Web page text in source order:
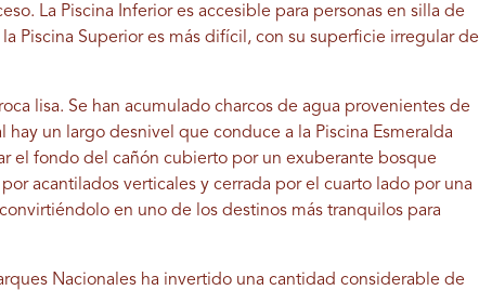
La Piscina Inferior es accesible para personas en silla de
Piscina Superior es más difícil, con su superficie irregular de
lisa. Se han acumulado charcos de agua provenientes de
un largo desnivel que conduce a la Piscina Esmeralda
el fondo del cañón cubierto por un exuberante bosque
acantilados verticales y cerrada por el cuarto lado por una
en uno de los destinos más tranquilos para
Nacionales ha invertido una cantidad considerable de